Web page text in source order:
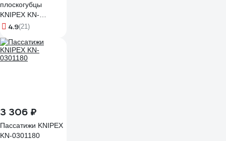
плоскогубцы
KNIPEX KN-
0301140
4.9(21)
3 306 ₽
Пассатижи KNIPEX
KN-0301180